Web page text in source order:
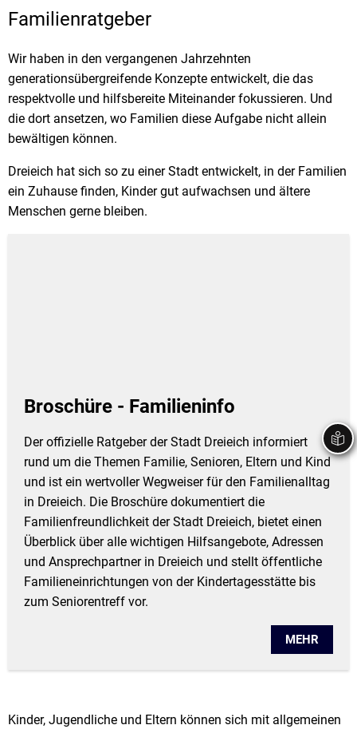
Fußverkehr
Radverkehr
Familienratgeber
Familienratgeber
Wir haben in den vergangenen Jahrzehnten
generationsübergreifende Konzepte entwickelt, die das
respektvolle und hilfsbereite Miteinander fokussieren. Und
die dort ansetzen, wo Familien diese Aufgabe nicht allein
bewältigen können.
Dreieich hat sich so zu einer Stadt entwickelt, in der Familien
ein Zuhause finden, Kinder gut aufwachsen und ältere
Menschen gerne bleiben.
Broschüre - Familieninfo
Der offizielle Ratgeber der Stadt Dreieich informiert
rund um die Themen Familie, Senioren, Eltern und Kind
und ist ein wertvoller Wegweiser für den Familienalltag
in Dreieich. Die Broschüre dokumentiert die
Familienfreundlichkeit der Stadt Dreieich, bietet einen
Überblick über alle wichtigen Hilfsangebote, Adressen
und Ansprechpartner in Dreieich und stellt öffentliche
Familieneinrichtungen von der Kindertagesstätte bis
zum Seniorentreff vor.
MEHR
Kinder, Jugendliche und Eltern können sich mit allgemeinen